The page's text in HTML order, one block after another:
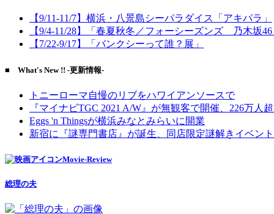
【9/11-11/7】横浜・八景島シーパラダイス「アキパラ」
【9/4-11/28】「春夏秋冬／フォーシーズンズ 乃木坂46
【7/22-9/17】「バンクシーって誰？展」
■ What's New !! -更新情報-
トニーローマ自慢のリブをハワイアンソースで
『マイナビTGC 2021 A/W』が無観客で開催、226万人
Eggs 'n Thingsが横浜みなとみらいに開業
新宿に『謎専門書店』が誕生、同店限定謎解きイベン
Movie-Review
総理の夫